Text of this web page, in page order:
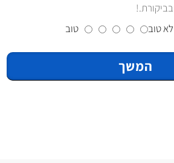
בביקורת.!
לא טוב טוב
המשך